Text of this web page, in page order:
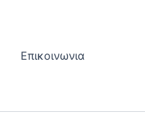
Επικοινωνια